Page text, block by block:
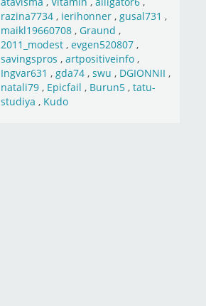
razina7734, ierihonner, gusal731 ,
maikl19660708, Graund ,
2011_modest, evgen520807,
savingspros , artpositiveinfo,
Ingvar631 , gda74, swu , DGIONNII ,
natali79, Epicfail , Burun5, tatu-
studiya , Kudo